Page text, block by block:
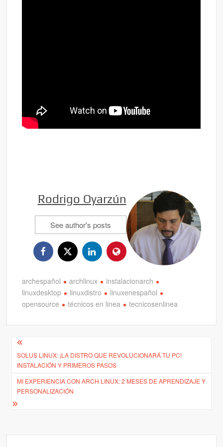
Rodrigo Oyarzún
See author's posts
archespañol archlinux
instalacionarch
linuxdesktop
linuxdistro
linuxenespañol
opensource
técnicos en linea tecnicosenlinea
Navegación
de
entradas
SOLUS LINUX: ¡LA DISTRO QUE REVOLUCIONARÁ TU PC!
INSTALACIÓN Y PRIMEROS PASOS
MI EXPERIENCIA CON ARCH LINUX: 2 MESES DE APRENDIZAJE Y
PERSONALIZACIÓN